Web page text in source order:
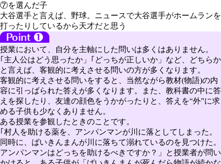
⑦を選んだ子
大谷選手と言えば、野球。ニュースで大谷選手がホームランを
打ったりしているから天才だと思う
授業において、自分を主軸にした問いは多くはありません。
｢主人公はどう思ったか」｢どっちが正しいか」など、どちらか
と言えば、客観的に考えさせる問いの方が多くなります。
客観的に考えさせる問いをすると、当然ながら教材(物語)の内
容に引っばられた答えが多くなります。また、教科書の中に答
えを探したり、友達の顔色をうかがったりと、答えを“外”に求
める子供も少なくありません。
ある授業を参観したときのことです。
｢村人を助ける薬を、アンパンマンが川に落としてしまった。
同時に、ばいきんまんが川に落ちて溺れているのを見つけた。
アンパンマンはどっちを助けるべきですか？」と授業者が問い